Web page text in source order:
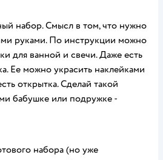
набор. Смысл в том, что нужно
руками. По инструкции можно
для ванной и свечи. Даже есть
Ее можно украсить наклейками
открытка. Сделай такой
бабушке или подружке -
набора (но уже